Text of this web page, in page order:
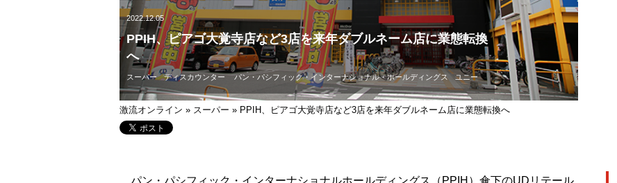
2022.12.05
PPIH、ピアゴ大覚寺店など3店を来年ダブルネーム店に業態転換
へ
スーパー ディスカウンター パン・パシフィック・インターナショナル・ホールディングス ユニー
激流オンライン » スーパー » PPIH、ピアゴ大覚寺店など3店を来年ダブルネーム店に業態転換へ
パン・パシフィック・インターナショナルホールディングス（PPIH）傘下のUDリテール